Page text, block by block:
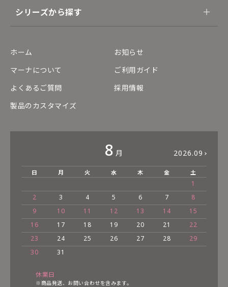
シリーズから探す
ホーム
お知らせ
マーナについて
ご利用ガイド
よくあるご質問
採用情報
製品のカスタマイズ
8 月 2026.09
日 月 火 水 木 金 土
1
2
3 4 5 6 7
8
9
10 11 12 13 14
15
16
17 18 19 20 21
22
23
24 25 26 27 28
29
30
31
休業日
※商品発送、お問い合わせを含みます。